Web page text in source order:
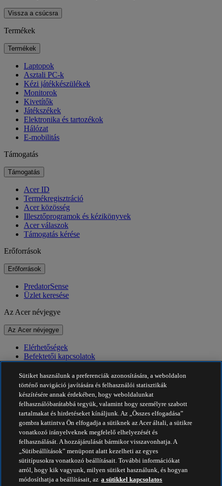
Vissza a csúcsra
Termékek
Termékek
Laptopok
Asztali PC-k
Kézi játékkészülékek
Monitorok
Kivetítők
Játékszékek
Elektronika és tartozékok
Hálózat
E-mobilitás
Támogatás
Támogatás
Acer ID
Termékregisztráció
Acer közösség
Illesztőprogramok és kézikönyvek
Acer válaszok
Támogatás kérése
Erőforrások
Erőforrások
PredatorSense
Üzlet keresése
Az Acer névjegye
Az Acer névjegye
Elérhetőségek
Befektetői kapcsolatok
Díjak
Események
Fenntarthatóság
Fenntarthatóság
Vállalati társadalmi felelősségvállalás
A termékek ökológiai lábnyoma
Project Humanity
Earthion
Adatvédelmi szabályzat
Sütiket használunk a preferenciák azonosítására, a weboldalon
történő navigáció javítására és felhasználói statisztikák
készítésére annak érdekében, hogy weboldalunkat
felhasználóbarátabbá tegyük, valamint hogy személyre szabott
tartalmakat és hirdetéseket kínáljunk. Az „Összes elfogadása”
gombra kattintva Ön elfogadja a sütiknek az Acer általi, a sütikre
vonatkozó irányelveknek megfelelő elhelyezését és
felhasználását. A hozzájárulását bármikor visszavonhatja. A
„Sütibeállítások” menüpont alatt kezelheti az egyes
sütitípusokra vonatkozó beállításait. További információkat
arról, hogy kik vagyunk, milyen sütiket használunk, és hogyan
módosíthatja a beállításait, az a sütikkel kapcsolatos